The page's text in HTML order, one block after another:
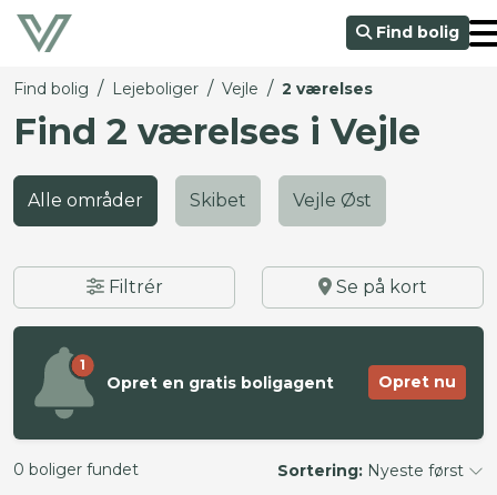
Find bolig
Find bolig / Lejeboliger / Vejle / 2 værelses
Find 2 værelses i Vejle
Alle områder Skibet Vejle Øst
Filtrér Se på kort
1
Opret en gratis boligagent Opret nu
0 boliger fundet Sortering: Nyeste først